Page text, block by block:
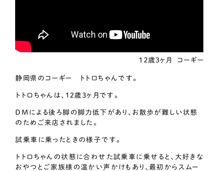
12歳3ヶ月 コーギー
静岡県のコーギー トトロちゃんです。
トトロちゃんは、12歳3ヶ月です。
DMによる後ろ脚の脚力低下があり、お散歩が難しい状態
のためご来店されました。
試乗車に乗ったときの様子です。
トトロちゃんの状態に合わせた試乗車に乗せると、大好きな
おやつとご家族様の温かい声かけもあり、最初からスムー